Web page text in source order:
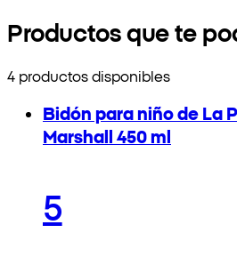
Productos que te
4 productos disponibles
Bidón para niño de La
Marshall 450 ml
5